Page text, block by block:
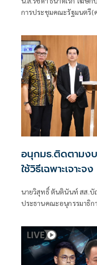
การประชุมคณะรัฐมนตรี(ค
ร่วมรัฐบาลและนายกฯไป
ทำงานร่วมกันอย่างเต็มที่
อนุกมธ.ติดตามง
ใช้วิธีเฉพาะเจาะ
ประเทศ เอื้อทุจริ
นายวิสุทธิ์ ตันตินันท์ สส.บั
ประธานคณะอนุกรรมาธิก
ติดตามการบริหารงบประ
คืบหน้า "การศึกษาการป
อนุกรรมาธิการชุดนี้ประ